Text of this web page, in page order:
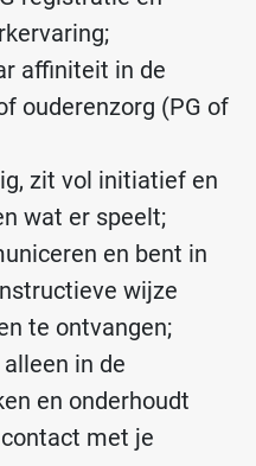
affiniteit in de
ouderenzorg (PG of
zit vol initiatief en
wat er speelt;
en bent in
wijze
te ontvangen;
in de
en onderhoudt
met je